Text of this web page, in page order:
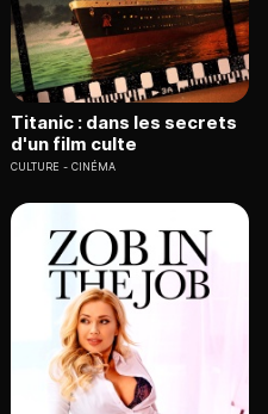
Titanic : dans les secrets
d'un film culte
CULTURE CINÉMA